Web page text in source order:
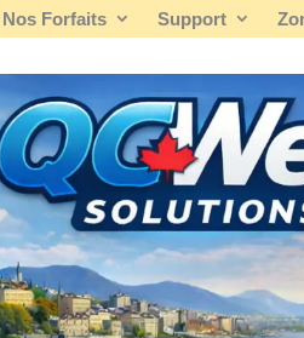
Nos Forfaits Support